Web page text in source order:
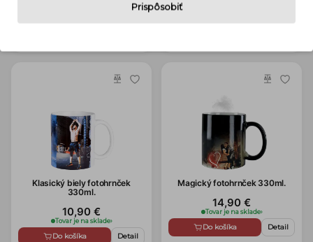
Klasický biely fotohrnček
330ml.
10,90 €
Tovar je na sklade›
Do košíka Detail
Magický fotohrnček 330ml.
14,90 €
Tovar je na sklade›
Do košíka Detail
Prispôsobiť